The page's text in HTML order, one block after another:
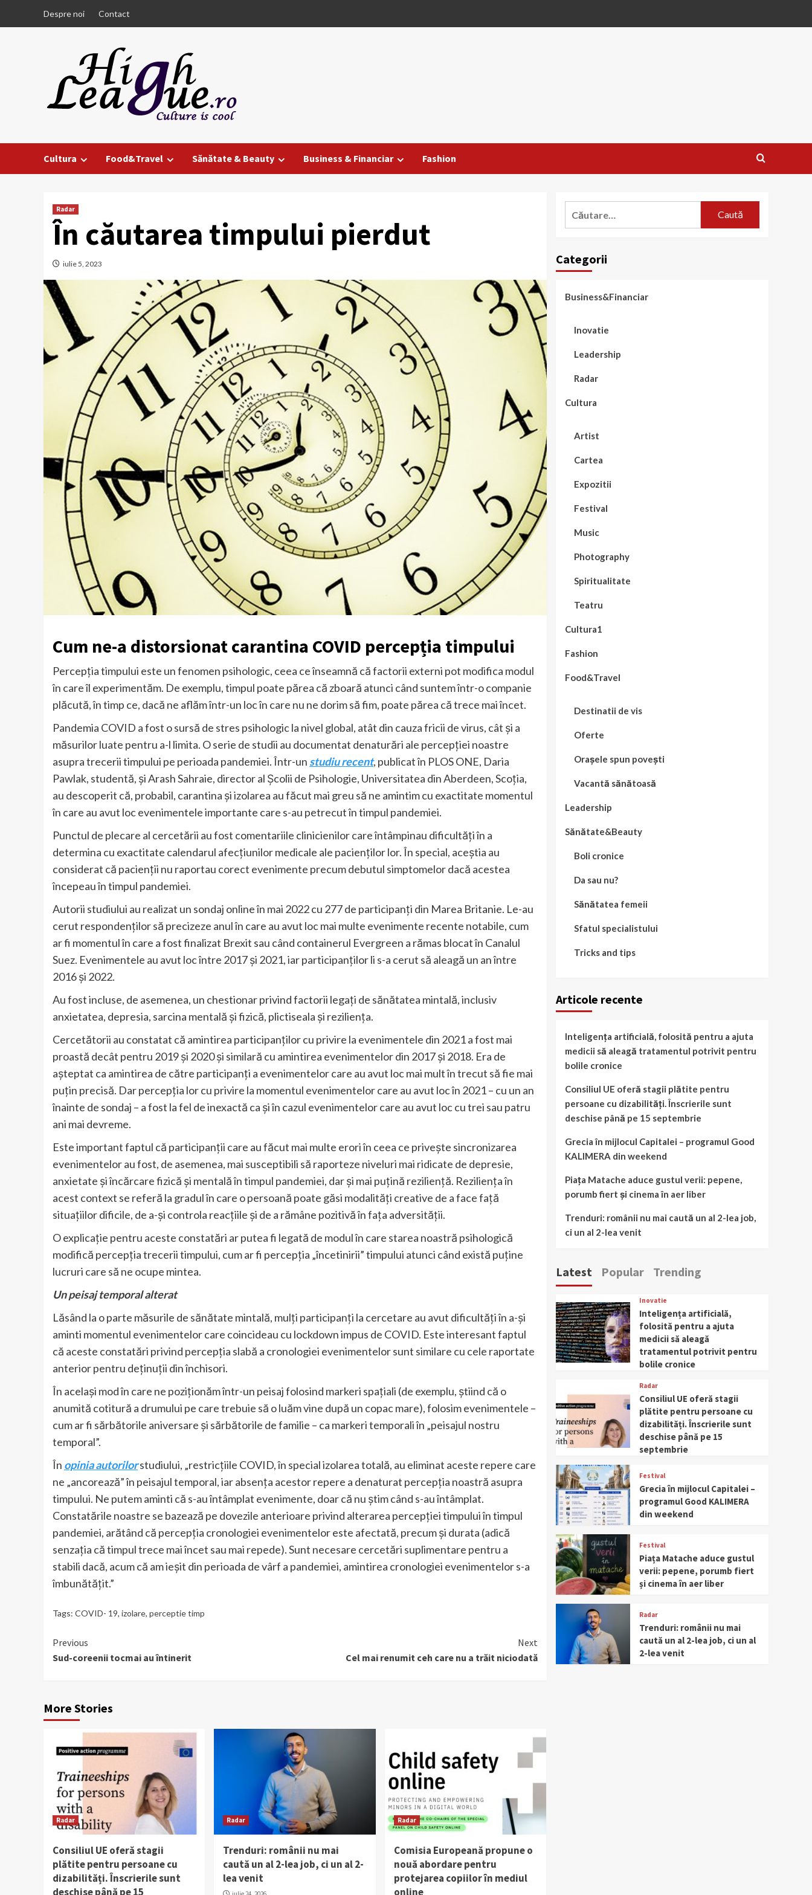
Despre noi Contact
Cultura Food&Travel Sănătate & Beauty Business & Financiar Fashion
Radar
În căutarea timpului pierdut
iulie 5, 2023
Cum ne-a distorsionat carantina COVID percepția timpului
Percepția timpului este un fenomen psihologic, ceea ce înseamnă că factorii externi pot modifica modul
în care îl experimentăm. De exemplu, timpul poate părea că zboară atunci când suntem într-o companie
plăcută, în timp ce, dacă ne aflăm într-un loc în care nu ne dorim să fim, poate părea că trece mai încet.
Pandemia COVID a fost o sursă de stres psihologic la nivel global, atât din cauza fricii de virus, cât și a
măsurilor luate pentru a-l limita. O serie de studii au documentat denaturări ale percepției noastre
asupra trecerii timpului pe perioada pandemiei. Într-un studiu recent, publicat în PLOS ONE, Daria
Pawlak, studentă, și Arash Sahraie, director al Școlii de Psihologie, Universitatea din Aberdeen, Scoția,
au descoperit că, probabil, carantina și izolarea au făcut mai greu să ne amintim cu exactitate momentul
în care au avut loc evenimentele importante care s-au petrecut în timpul pandemiei.
Punctul de plecare al cercetării au fost comentariile clinicienilor care întâmpinau dificultăți în a
determina cu exactitate calendarul afecțiunilor medicale ale pacienților lor. În special, aceștia au
considerat că pacienții nu raportau corect evenimente precum debutul simptomelor dacă acestea
începeau în timpul pandemiei.
Autorii studiului au realizat un sondaj online în mai 2022 cu 277 de participanți din Marea Britanie. Le-au
cerut respondenților să precizeze anul în care au avut loc mai multe evenimente recente notabile, cum
ar fi momentul în care a fost finalizat Brexit sau când containerul Evergreen a rămas blocat în Canalul
Suez. Evenimentele au avut loc între 2017 și 2021, iar participanților li s-a cerut să aleagă un an între
2016 și 2022.
Au fost incluse, de asemenea, un chestionar privind factorii legați de sănătatea mintală, inclusiv
anxietatea, depresia, sarcina mentală și fizică, plictiseala și reziliența.
Cercetătorii au constatat că amintirea participanților cu privire la evenimentele din 2021 a fost mai
proastă decât pentru 2019 și 2020 și similară cu amintirea evenimentelor din 2017 și 2018. Era de
așteptat ca amintirea de către participanți a evenimentelor care au avut loc mai mult în trecut să fie mai
puțin precisă. Dar percepția lor cu privire la momentul evenimentelor care au avut loc în 2021 – cu un an
înainte de sondaj – a fost la fel de inexactă ca și în cazul evenimentelor care au avut loc cu trei sau patru
ani mai devreme.
Este important faptul că participanții care au făcut mai multe erori în ceea ce privește sincronizarea
evenimentelor au fost, de asemenea, mai susceptibili să raporteze niveluri mai ridicate de depresie,
anxietate și încărcare fizică și mentală în timpul pandemiei, dar și mai puțină reziliență. Reziliența în
acest context se referă la gradul în care o persoană poate găsi modalități creative de a face față
situațiilor dificile, de a-și controla reacțiile și de a rămâne pozitivă în fața adversității.
O explicație pentru aceste constatări ar putea fi legată de modul în care starea noastră psihologică
modifică percepția trecerii timpului, cum ar fi percepția „încetinirii” timpului atunci când există puține
lucruri care să ne ocupe mintea.
Un peisaj temporal alterat
Lăsând la o parte măsurile de sănătate mintală, mulți participanți la cercetare au avut dificultăți în a-și
aminti momentul evenimentelor care coincideau cu lockdown impus de COVID. Este interesant faptul
că aceste constatări privind percepția slabă a cronologiei evenimentelor sunt similare cu cele raportate
anterior pentru deținuții din închisori.
În același mod în care ne poziționăm într-un peisaj folosind markeri spațiali (de exemplu, știind că o
anumită cotitură a drumului pe care trebuie să o luăm vine după un copac mare), folosim evenimentele –
cum ar fi sărbătorile aniversare și sărbătorile de familie – ca markeri temporali în „peisajul nostru
temporal”.
În opinia autorilorstudiului, „restricțiile COVID, în special izolarea totală, au eliminat aceste repere care
ne „ancorează” în peisajul temporal, iar absența acestor repere a denaturat percepția noastră asupra
timpului. Ne putem aminti că s-au întâmplat evenimente, doar că nu știm când s-au întâmplat.
Constatările noastre se bazează pe dovezile anterioare privind alterarea percepției timpului în timpul
pandemiei, arătând că percepția cronologiei evenimentelor este afectată, precum și durata (adică
senzația că timpul trece mai încet sau mai repede). Sunt necesare cercetări suplimentare pentru a
stabili dacă, acum că am ieșit din perioada de vârf a pandemiei, amintirea cronologiei evenimentelor s-a
îmbunătățit.”
Tags: COVID- 19, izolare, perceptie timp
Continue
Reading
Previous
Sud-coreenii tocmai au întinerit
Next
Cel mai renumit ceh care nu a trăit niciodată
More Stories
Radar
Consiliul UE oferă stagii
plătite pentru persoane cu
dizabilități. Înscrierile sunt
deschise până pe 15
Radar
Trenduri: românii nu mai
caută un al 2-lea job, ci un al 2-
lea venit
Radar
Comisia Europeană propune o
nouă abordare pentru
protejarea copiilor în mediul
online
Categorii
Business&Financiar
Inovatie
Leadership
Radar
Cultura
Artist
Cartea
Expozitii
Festival
Music
Photography
Spiritualitate
Teatru
Cultura1
Fashion
Food&Travel
Destinatii de vis
Oferte
Orașele spun povești
Vacantă sănătoasă
Leadership
Sănătate&Beauty
Boli cronice
Da sau nu?
Sănătatea femeii
Sfatul specialistului
Tricks and tips
Articole recente
Inteligența artificială, folosită pentru a ajuta
medicii să aleagă tratamentul potrivit pentru
bolile cronice
Consiliul UE oferă stagii plătite pentru
persoane cu dizabilități. Înscrierile sunt
deschise până pe 15 septembrie
Grecia în mijlocul Capitalei – programul Good
KALIMERA din weekend
Piața Matache aduce gustul verii: pepene,
porumb fiert și cinema în aer liber
Trenduri: românii nu mai caută un al 2-lea job,
ci un al 2-lea venit
Latest Popular Trending
Inovatie
Inteligența artificială,
folosită pentru a ajuta
medicii să aleagă
tratamentul potrivit pentru
bolile cronice
Radar
Consiliul UE oferă stagii
plătite pentru persoane cu
dizabilități. Înscrierile sunt
deschise până pe 15
septembrie
Festival
Grecia în mijlocul Capitalei –
programul Good KALIMERA
din weekend
Festival
Piața Matache aduce gustul
verii: pepene, porumb fiert
și cinema în aer liber
Radar
Trenduri: românii nu mai
caută un al 2-lea job, ci un al
2-lea venit